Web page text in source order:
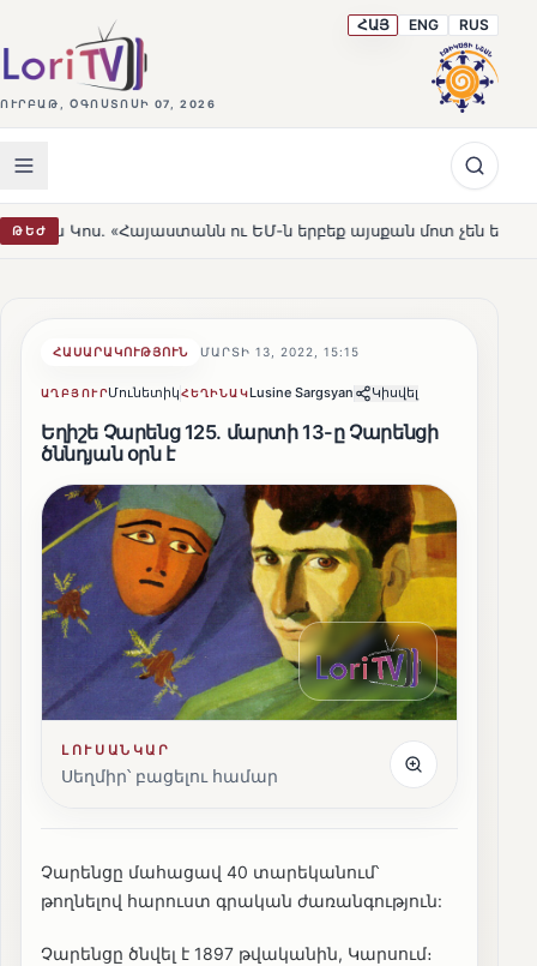
ՈՒՐԲԱԹ, ՕԳՈՍՏՈՍԻ 07, 2026
ՀԱՅ ENG RUS
ԹԵԺ ու ԵՄ-ն երբեք այսքան մոտ չեն եղել» HOT
ՀԱՍԱՐԱԿՈՒԹՅՈՒՆ ՄԱՐՏԻ 13, 2022, 15:15
ԱՂԲՅՈՒՐՄունետիկՀԵՂԻՆԱԿLusine Sargsyan Կիսվել
Եղիշե Չարենց 125. մարտի 13-ը Չարենցի
ծննդյան օրն է
ԼՈՒՍԱՆԿԱՐ
Սեղմիր՝ բացելու համար
Չարենցը մահացավ 40 տարեկանում՝
թողնելով հարուստ գրական ժառանգություն:
Չարենցը ծնվել է 1897 թվականին, Կարսում։